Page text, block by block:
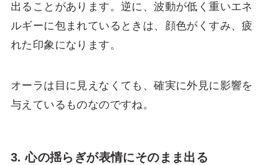
出ることがあります。逆に、波動が低く重いエネ
ルギーに包まれているときは、顔色がくすみ、疲
れた印象になります。
オーラは目に見えなくても、確実に外見に影響を
与えているものなのですね。
3. 心の揺らぎが表情にそのまま出る